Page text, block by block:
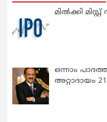
മിൽക്കി
ഒന്നാം
അറ്റാദായം